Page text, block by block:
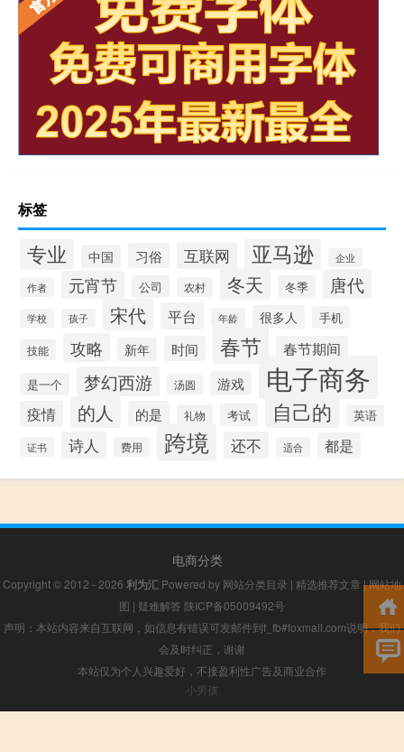
标签
专业 中国 习俗 互联网 亚马逊 企业
作者 元宵节 公司 农村 冬天 冬季 唐代
学校 孩子 宋代 平台 年龄 很多人 手机
技能 攻略 新年 时间 春节 春节期间
是一个 梦幻西游 汤圆 游戏 电子商务
疫情 的人 的是 礼物 考试 自己的 英语
证书 诗人 费用 跨境 还不 适合 都是
电商分类
Copyright © 2012 - 2026 利为汇 Powered by 网站分类目录 | 精选推荐文章 |网站地
图 | 疑难解答 陕ICP备05009492号
声明：本站内容来自互联网，如信息有错误可发邮件到f_fb#foxmail.com说明，我们
会及时纠正，谢谢
本站仅为个人兴趣爱好，不接盈利性广告及商业合作
小男孩